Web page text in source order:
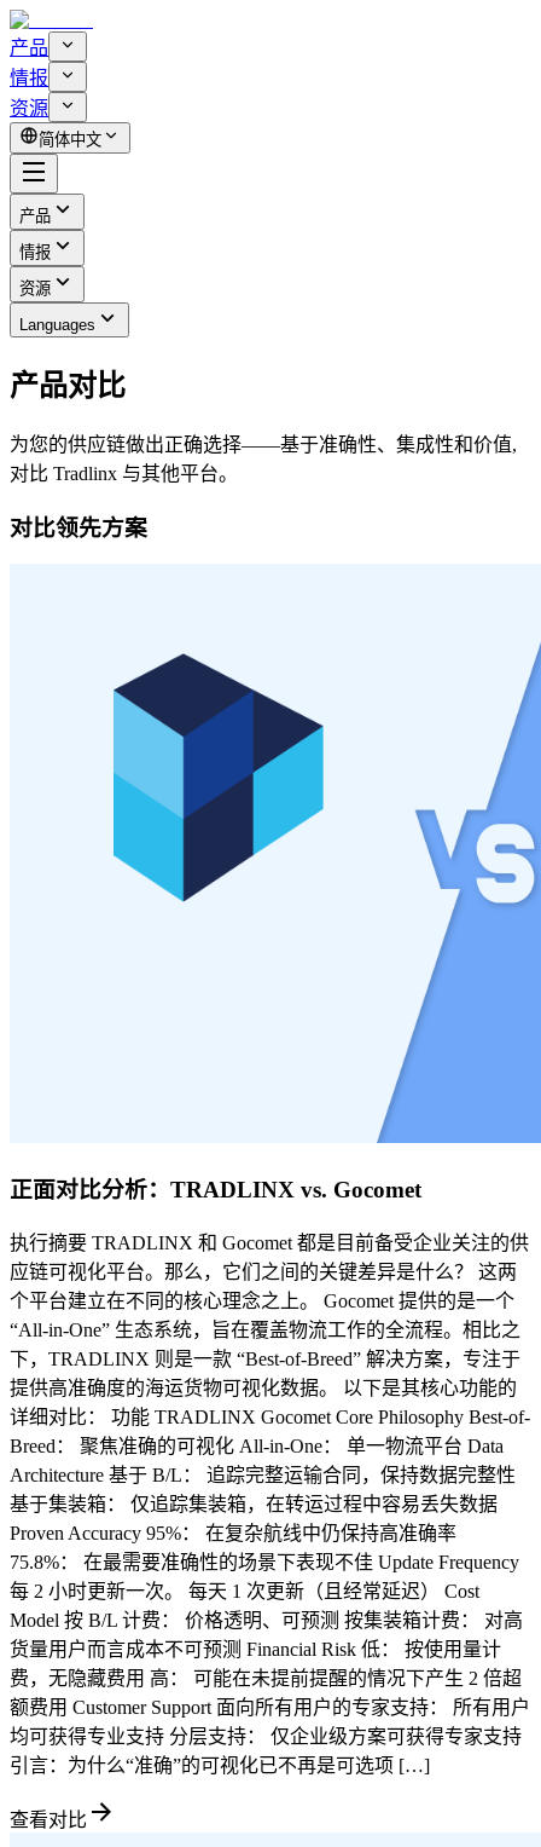
产品
情报
资源
简体中文
产品
情报
资源
Languages
产品对比
为您的供应链做出正确选择——基于准确性、集成性和价值,
对比 Tradlinx 与其他平台。
对比领先方案
正面对比分析：TRADLINX vs. Gocomet
执行摘要 TRADLINX 和 Gocomet 都是目前备受企业关注的供
应链可视化平台。那么，它们之间的关键差异是什么？ 这两
个平台建立在不同的核心理念之上。 Gocomet 提供的是一个
“All-in-One” 生态系统，旨在覆盖物流工作的全流程。相比之
下，TRADLINX 则是一款 “Best-of-Breed” 解决方案，专注于
提供高准确度的海运货物可视化数据。 以下是其核心功能的
详细对比： 功能 TRADLINX Gocomet Core Philosophy Best-of-
Breed： 聚焦准确的可视化 All-in-One： 单一物流平台 Data
Architecture 基于 B/L： 追踪完整运输合同，保持数据完整性
基于集装箱： 仅追踪集装箱，在转运过程中容易丢失数据
Proven Accuracy 95%： 在复杂航线中仍保持高准确率
75.8%： 在最需要准确性的场景下表现不佳 Update Frequency
每 2 小时更新一次。 每天 1 次更新（且经常延迟） Cost
Model 按 B/L 计费： 价格透明、可预测 按集装箱计费： 对高
货量用户而言成本不可预测 Financial Risk 低： 按使用量计
费，无隐藏费用 高： 可能在未提前提醒的情况下产生 2 倍超
额费用 Customer Support 面向所有用户的专家支持： 所有用户
均可获得专业支持 分层支持： 仅企业级方案可获得专家支持
引言：为什么“准确”的可视化已不再是可选项 […]
查看对比